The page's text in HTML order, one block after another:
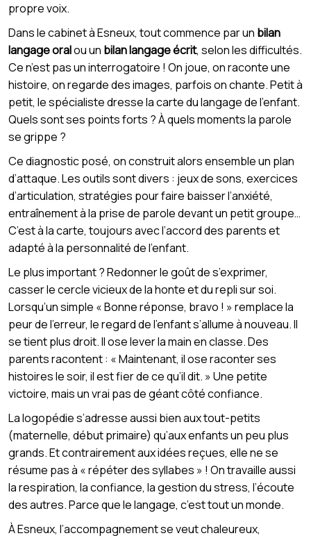
propre voix.
Dans le cabinet à Esneux, tout commence par un bilan
langage oralou un bilan langage écrit, selon les difficultés.
Ce n’est pas un interrogatoire ! On joue, on raconte une
histoire, on regarde des images, parfois on chante. Petit à
petit, le spécialiste dresse la carte du langage de l’enfant.
Quels sont ses points forts ? À quels moments la parole
se grippe ?
Ce diagnostic posé, on construit alors ensemble un plan
d’attaque. Les outils sont divers : jeux de sons, exercices
d’articulation, stratégies pour faire baisser l’anxiété,
entraînement à la prise de parole devant un petit groupe…
C’est à la carte, toujours avec l’accord des parents et
adapté à la personnalité de l’enfant.
Le plus important ? Redonner le goût de s’exprimer,
casser le cercle vicieux de la honte et du repli sur soi.
Lorsqu’un simple « Bonne réponse, bravo ! » remplace la
peur de l’erreur, le regard de l’enfant s’allume à nouveau. Il
se tient plus droit. Il ose lever la main en classe. Des
parents racontent : « Maintenant, il ose raconter ses
histoires le soir, il est fier de ce qu’il dit. » Une petite
victoire, mais un vrai pas de géant côté confiance.
La logopédie s’adresse aussi bien aux tout-petits
(maternelle, début primaire) qu’aux enfants un peu plus
grands. Et contrairement aux idées reçues, elle ne se
résume pas à « répéter des syllabes » ! On travaille aussi
la respiration, la confiance, la gestion du stress, l’écoute
des autres. Parce que le langage, c’est tout un monde.
À Esneux, l’accompagnement se veut chaleureux,